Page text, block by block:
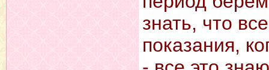
знать, что
показания,